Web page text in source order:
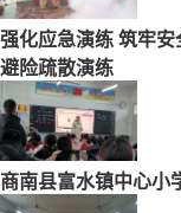
强化应急演练 筑
避险疏散演练
商南县富水镇中心小